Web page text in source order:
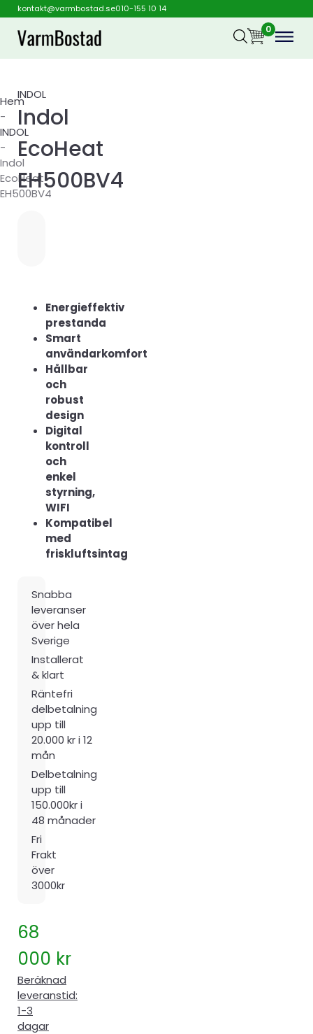
kontakt@varmbostad.se010-155 10 14
0
Hem
-
INDOL
-
Indol
EcoHeat
EH500BV4
INDOL
Indol
EcoHeat
EH500BV4
Energieffektiv
prestanda
Smart
användarkomfort
Hållbar
och
robust
design
Digital
kontroll
och
enkel
styrning,
WIFI
Kompatibel
med
friskluftsintag
Snabba
leveranser
över hela
Sverige
Installerat
& klart
Räntefri
delbetalning
upp till
20.000 kr i 12
mån
Delbetalning
upp till
150.000kr i
48 månader
Fri
Frakt
över
3000kr
68
000 kr
Beräknad
leveranstid:
1-3
dagar